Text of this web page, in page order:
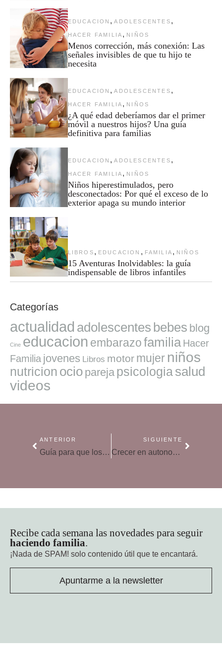
EDUCACION , ADOLESCENTES ,
HACER FAMILIA , NIÑOS
Menos corrección, más conexión: Las
señales invisibles de que tu hijo te
necesita
EDUCACION , ADOLESCENTES ,
HACER FAMILIA , NIÑOS
¿A qué edad deberíamos dar el primer
móvil a nuestros hijos? Una guía
definitiva para familias
EDUCACION , ADOLESCENTES ,
HACER FAMILIA , NIÑOS
Niños hiperestimulados, pero
desconectados: Por qué el exceso de lo
exterior apaga su mundo interior
LIBROS , EDUCACION , FAMILIA , NIÑOS
15 Aventuras Inolvidables: la guía
indispensable de libros infantiles
Categorías
actualidad adolescentes bebes blog
Cine educacion embarazofamilia Hacer
Familia jovenes Libros motor mujer niños
nutricion ocio pareja psicologiasalud
videos
ANTERIOR
Guía para que los niños cooperen en casa: así debemos enseñar a nuestros hijos
SIGUIENTE
Crecer en autonomía, ¿riesgos o beneficios?
Recibe cada semana las novedades para seguir
haciendo familia.
¡Nada de SPAM! solo contenido útil que te encantará.
Apuntarme a la newsletter